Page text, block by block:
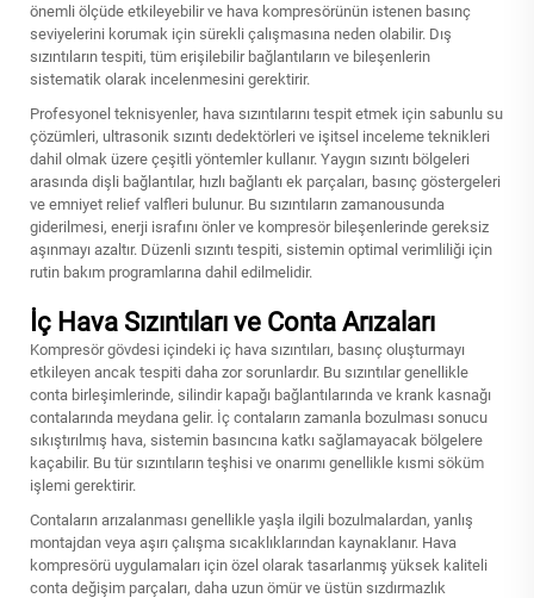
önemli ölçüde etkileyebilir ve hava kompresörünün istenen basınç
seviyelerini korumak için sürekli çalışmasına neden olabilir. Dış
sızıntıların tespiti, tüm erişilebilir bağlantıların ve bileşenlerin
sistematik olarak incelenmesini gerektirir.
Profesyonel teknisyenler, hava sızıntılarını tespit etmek için sabunlu su
çözümleri, ultrasonik sızıntı dedektörleri ve işitsel inceleme teknikleri
dahil olmak üzere çeşitli yöntemler kullanır. Yaygın sızıntı bölgeleri
arasında dişli bağlantılar, hızlı bağlantı ek parçaları, basınç göstergeleri
ve emniyet relief valfleri bulunur. Bu sızıntıların zamanousunda
giderilmesi, enerji israfını önler ve kompresör bileşenlerinde gereksiz
aşınmayı azaltır. Düzenli sızıntı tespiti, sistemin optimal verimliliği için
rutin bakım programlarına dahil edilmelidir.
İç Hava Sızıntıları ve Conta Arızaları
Kompresör gövdesi içindeki iç hava sızıntıları, basınç oluşturmayı
etkileyen ancak tespiti daha zor sorunlardır. Bu sızıntılar genellikle
conta birleşimlerinde, silindir kapağı bağlantılarında ve krank kasnağı
contalarında meydana gelir. İç contaların zamanla bozulması sonucu
sıkıştırılmış hava, sistemin basıncına katkı sağlamayacak bölgelere
kaçabilir. Bu tür sızıntıların teşhisi ve onarımı genellikle kısmi söküm
işlemi gerektirir.
Contaların arızalanması genellikle yaşla ilgili bozulmalardan, yanlış
montajdan veya aşırı çalışma sıcaklıklarından kaynaklanır. Hava
kompresörü uygulamaları için özel olarak tasarlanmış yüksek kaliteli
conta değişim parçaları, daha uzun ömür ve üstün sızdırmazlık